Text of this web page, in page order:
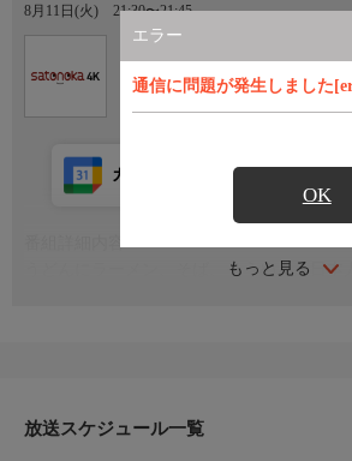
エラー
通信に問題が発生しました
OK
8月11日(火) 21:30〜21:45
もっと見る
カレンダー登録 ア
うどんにラーメン、そば、そうめん。日本
放送スケジュール一覧